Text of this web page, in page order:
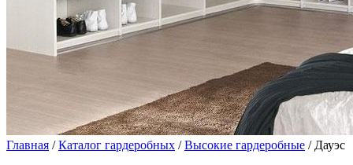
Главная /Каталог гардеробных /Высокие гардеробные / Дауэс